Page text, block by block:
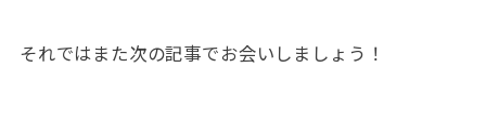
それではまた次の記事でお会いしましょう！